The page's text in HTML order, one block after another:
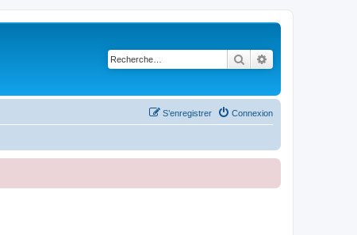
Rechercher
Connexion
S’enregistrer